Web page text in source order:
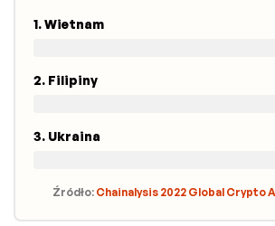
1. Wietnam
2. Filipiny
3. Ukraina
Źródło: Chainalysis 2022 Global Crypto